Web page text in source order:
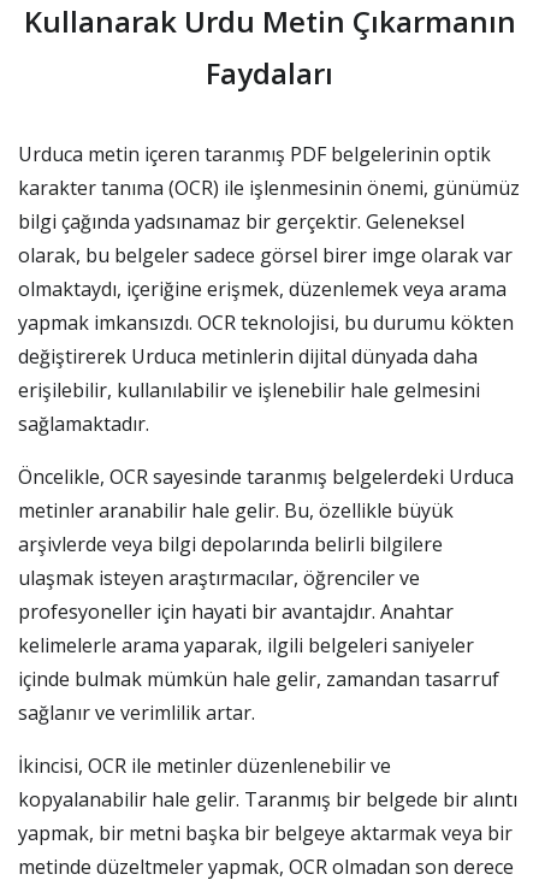
Kullanarak Urdu Metin Çıkarmanın
Faydaları
Urduca metin içeren taranmış PDF belgelerinin optik
karakter tanıma (OCR) ile işlenmesinin önemi, günümüz
bilgi çağında yadsınamaz bir gerçektir. Geleneksel
olarak, bu belgeler sadece görsel birer imge olarak var
olmaktaydı, içeriğine erişmek, düzenlemek veya arama
yapmak imkansızdı. OCR teknolojisi, bu durumu kökten
değiştirerek Urduca metinlerin dijital dünyada daha
erişilebilir, kullanılabilir ve işlenebilir hale gelmesini
sağlamaktadır.
Öncelikle, OCR sayesinde taranmış belgelerdeki Urduca
metinler aranabilir hale gelir. Bu, özellikle büyük
arşivlerde veya bilgi depolarında belirli bilgilere
ulaşmak isteyen araştırmacılar, öğrenciler ve
profesyoneller için hayati bir avantajdır. Anahtar
kelimelerle arama yaparak, ilgili belgeleri saniyeler
içinde bulmak mümkün hale gelir, zamandan tasarruf
sağlanır ve verimlilik artar.
İkincisi, OCR ile metinler düzenlenebilir ve
kopyalanabilir hale gelir. Taranmış bir belgede bir alıntı
yapmak, bir metni başka bir belgeye aktarmak veya bir
metinde düzeltmeler yapmak, OCR olmadan son derece